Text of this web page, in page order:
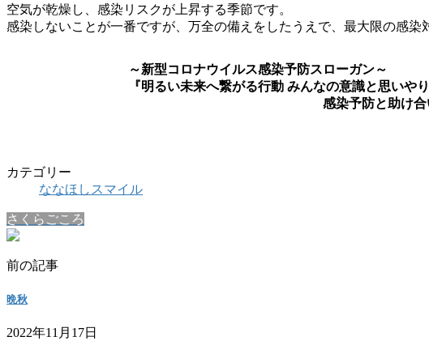
空気が乾燥し、感染リスクが上昇する季節です。
感染しないことが一番ですが、万全の備えをしたうえで、最大限の感染
～新型コロナウイルス感染予防スローガン～
『明るい未来へ繋がる行動 みんなの意識と思いやり
感染予防と助け合
カテゴリー
ななほしスマイル
さくらごころ
前の記事
晩秋
2022年11月17日